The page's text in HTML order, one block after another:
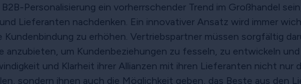
Personalisierung ein vorherrschender Trend im Großhandel
Lieferanten nachdenken. Ein innovativer Ansatz wird immer
Kundenbindung zu erhöhen. Vertriebspartner müssen sorgfältig
anzubieten, um Kundenbeziehungen zu fesseln, zu entwickeln
und Klarheit ihrer Allianzen mit ihren Lieferanten nicht nur
sondern ihnen auch die Möglichkeit geben, das Beste aus den